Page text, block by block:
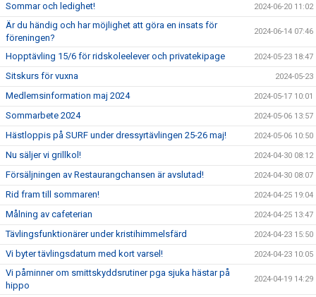
Sommar och ledighet! 2024-06-20 11:02
Är du händig och har möjlighet att göra en insats för
föreningen?
2024-06-14 07:46
Hopptävling 15/6 för ridskoleelever och privatekipage 2024-05-23 18:47
Sitskurs för vuxna 2024-05-23
Medlemsinformation maj 2024 2024-05-17 10:01
Sommarbete 2024 2024-05-06 13:57
Hästloppis på SURF under dressyrtävlingen 25-26 maj! 2024-05-06 10:50
Nu säljer vi grillkol! 2024-04-30 08:12
Försäljningen av Restaurangchansen är avslutad! 2024-04-30 08:07
Rid fram till sommaren! 2024-04-25 19:04
Målning av cafeterian 2024-04-25 13:47
Tävlingsfunktionärer under kristihimmelsfärd 2024-04-23 15:50
Vi byter tävlingsdatum med kort varsel! 2024-04-23 10:05
Vi påminner om smittskyddsrutiner pga sjuka hästar på
hippo
2024-04-19 14:29